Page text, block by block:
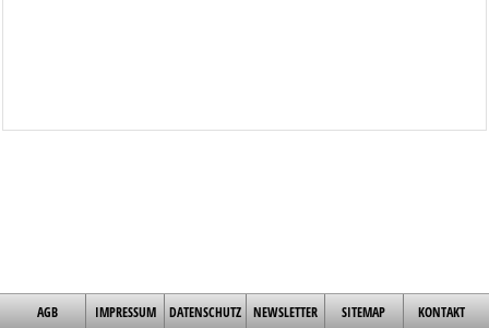
AGB IMPRESSUM DATENSCHUTZ NEWSLETTER SITEMAP KONTAKT